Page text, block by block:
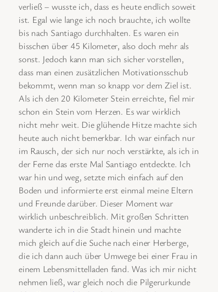
verließ – wusste ich, dass es heute endlich soweit
ist. Egal wie lange ich noch brauchte, ich wollte
bis nach Santiago durchhalten. Es waren ein
bisschen über 45 Kilometer, also doch mehr als
sonst. Jedoch kann man sich sicher vorstellen,
dass man einen zusätzlichen Motivationsschub
bekommt, wenn man so knapp vor dem Ziel ist.
Als ich den 20 Kilometer Stein erreichte, fiel mir
schon ein Stein vom Herzen. Es war wirklich
nicht mehr weit. Die glühende Hitze machte sich
heute auch nicht bemerkbar. Ich war einfach nur
im Rausch, der sich nur noch verstärkte, als ich in
der Ferne das erste Mal Santiago entdeckte. Ich
war hin und weg, setzte mich einfach auf den
Boden und informierte erst einmal meine Eltern
und Freunde darüber. Dieser Moment war
wirklich unbeschreiblich. Mit großen Schritten
wanderte ich in die Stadt hinein und machte
mich gleich auf die Suche nach einer Herberge,
die ich dann auch über Umwege bei einer Frau in
einem Lebensmittelladen fand. Was ich mir nicht
nehmen ließ, war gleich noch die Pilgerurkunde